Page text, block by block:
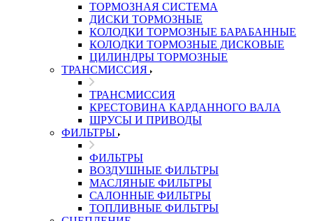
ТОРМОЗНАЯ СИСТЕМА
ДИСКИ ТОРМОЗНЫЕ
КОЛОДКИ ТОРМОЗНЫЕ БАРАБАННЫЕ
КОЛОДКИ ТОРМОЗНЫЕ ДИСКОВЫЕ
ЦИЛИНДРЫ ТОРМОЗНЫЕ
ТРАНСМИССИЯ
ТРАНСМИССИЯ
КРЕСТОВИНА КАРДАННОГО ВАЛА
ШРУСЫ И ПРИВОДЫ
ФИЛЬТРЫ
ФИЛЬТРЫ
ВОЗДУШНЫЕ ФИЛЬТРЫ
МАСЛЯНЫЕ ФИЛЬТРЫ
САЛОННЫЕ ФИЛЬТРЫ
ТОПЛИВНЫЕ ФИЛЬТРЫ